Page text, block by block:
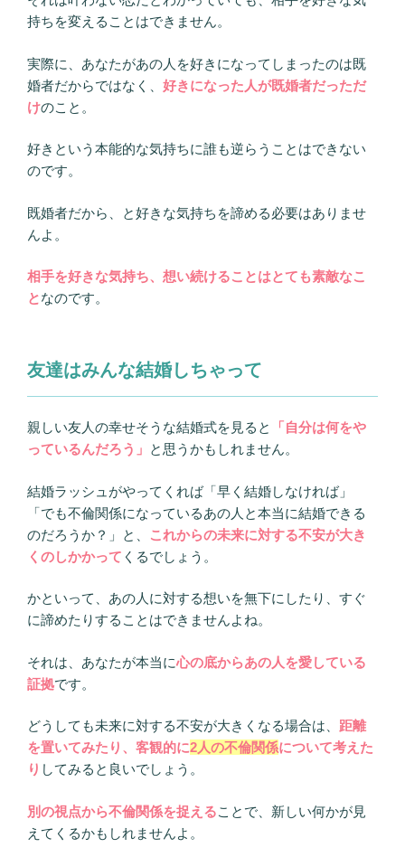
持ちを変えることはできません。
実際に、あなたがあの人を好きになってしまったのは既
婚者だからではなく、 好きになった人が既婚者だっただ
けのこと。
好きという本能的な気持ちに誰も逆らうことはできない
のです。
既婚者だから、と好きな気持ちを諦める必要はありませ
んよ。
相手を好きな気持ち、想い続けることはとても素敵なこ
となのです。
友達はみんな結婚しちゃって
親しい友人の幸せそうな結婚式を見ると
「自分は何をや
っているんだろう」 と思うかもしれません。
結婚ラッシュがやってくれば「早く結婚しなければ」
「でも不倫関係になっているあの人と本当に結婚できる
のだろうか？」と、
これからの未来に対する不安が大き
くのしかかって くるでしょう。
かといって、あの人に対する想いを無下にしたり、すぐ
に諦めたりすることはできませんよね。
それは、あなたが本当に心の底からあの人を愛している
証拠です。
どうしても未来に対する不安が大きくなる場合は、 距離
を置いてみたり、客観的に2人の不倫関係について考えた
り してみると良いでしょう。
別の視点から不倫関係を捉えることで、新しい何かが見
えてくるかもしれませんよ。